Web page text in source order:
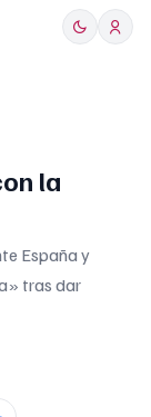
la
España y
tras dar